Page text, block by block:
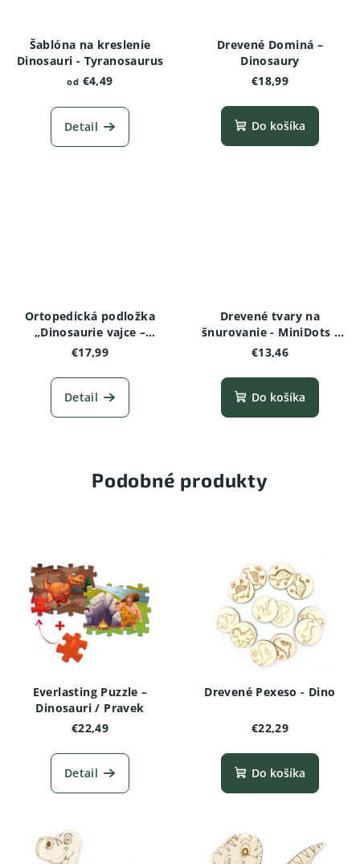
Šablóna na kreslenie
Dinosauri - Tyranosaurus
od €4,49
Detail
Drevené Dominá –
Dinosaury
€18,99
Do košíka
Ortopedická podložka
„Dinosaurie vajce –
mäkká“ (1 ks)
€17,99
Detail
Drevené tvary na
šnurovanie - MiniDots -
Dinosaurus
€13,46
Do košíka
Podobné produkty
Everlasting Puzzle –
Dinosauri / Pravek
€22,49
Detail
Drevené Pexeso - Dino
€22,29
Do košíka